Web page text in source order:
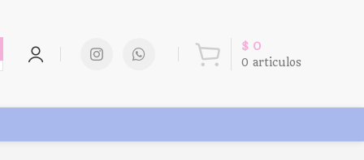
0 articulos
$ 0